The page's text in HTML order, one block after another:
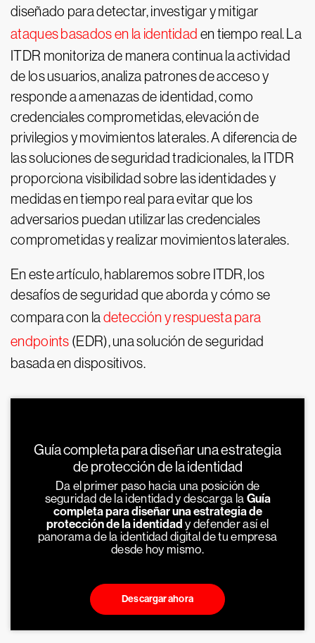
diseñado para detectar, investigar y mitigar
ataques basados en la identidad en tiempo real. La
ITDR monitoriza de manera continua la actividad
de los usuarios, analiza patrones de acceso y
responde a amenazas de identidad, como
credenciales comprometidas, elevación de
privilegios y movimientos laterales. A diferencia de
las soluciones de seguridad tradicionales, la ITDR
proporciona visibilidad sobre las identidades y
medidas en tiempo real para evitar que los
adversarios puedan utilizar las credenciales
comprometidas y realizar movimientos laterales.
En este artículo, hablaremos sobre ITDR, los
desafíos de seguridad que aborda y cómo se
compara con la detección y respuesta para
endpoints (EDR), una solución de seguridad
basada en dispositivos.
Guía completa para diseñar una estrategia
de protección de la identidad
Da el primer paso hacia una posición de
seguridad de la identidad y descarga la Guía
completa para diseñar una estrategia de
protección de la identidad y defender así el
panorama de la identidad digital de tu empresa
desde hoy mismo.
Descargar ahora